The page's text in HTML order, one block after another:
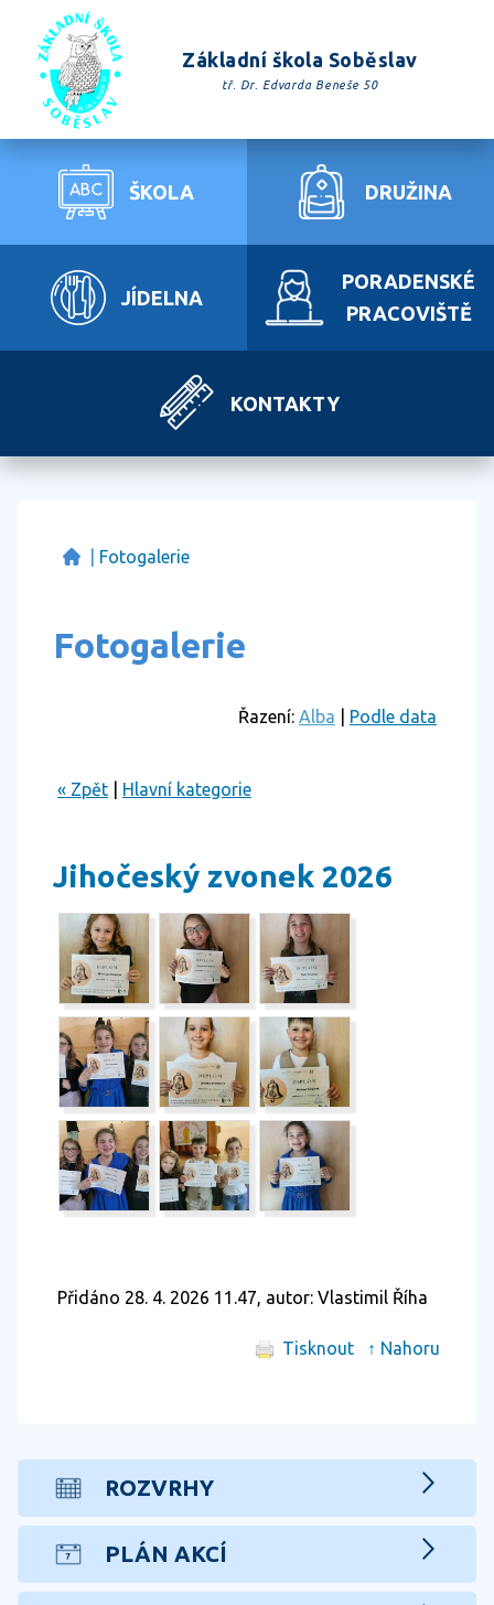
Základní škola Soběslav
tř. Dr. Edvarda Beneše 50
ŠKOLA DRUŽINA
JÍDELNA
PORADENSKÉ
PRACOVIŠTĚ
KONTAKTY
Fotogalerie
Fotogalerie
Řazení: Alba Podle data
« Zpět Hlavní kategorie
Jihočeský zvonek 2026
Přidáno 28. 4. 2026 11.47, autor: Vlastimil Říha
Tisknout ↑ Nahoru
ROZVRHY
PLÁN AKCÍ